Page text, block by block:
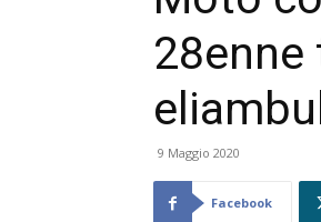
9 Maggio 2020
Facebook